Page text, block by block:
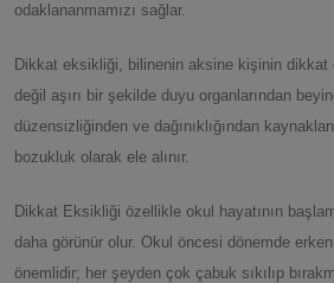
odaklananmamızı sağlar.
Dikkat eksikliği, bilinenin aksine kişinin dikkat
değil aşırı bir şekilde duyu organlarından
düzensizliğinden ve dağınıklığından
bozukluk olarak ele alınır.
Dikkat Eksikliği özellikle okul hayatının
daha görünür olur. Okul öncesi dönemde
önemlidir; her şeyden çok çabuk sıkılıp